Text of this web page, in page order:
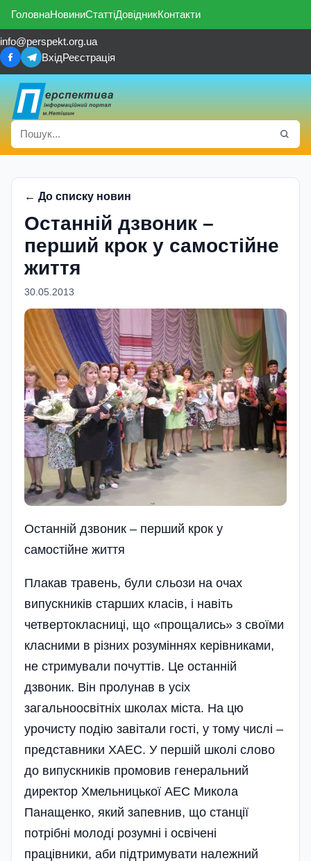
ГоловнаНовиниСтаттіДовідникКонтакти
info@perspekt.org.ua
ВхідРеєстрація
← До списку новин
Останній дзвоник –
перший крок у самостійне
життя
30.05.2013
Останній дзвоник – перший крок у
самостійне життя
Плакав травень, були сльози на очах
випускників старших класів, і навіть
четвертокласниці, що «прощались» з своїми
класними в різних розумі­ннях керівниками,
не стримували почуттів. Це останній
дзвоник. Він пролунав в усіх
загальноосвітніх школах міста. На цю
урочисту подію заві­тали гості, у тому числі –
представники ХАЕС. У першій школі слово
до випускників промовив генеральний
директор Хмельницької АЕС Микола
Панащенко, який запевнив, що станції
потрібні молоді розумні і освічені
працівники, аби підтримувати належний